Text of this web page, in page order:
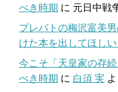
べき時期 に 元日中戦
プレバトの梅沢富美
けた本を出してほしい
今こそ「天皇家の存
べき時期 に 白須 実 よ